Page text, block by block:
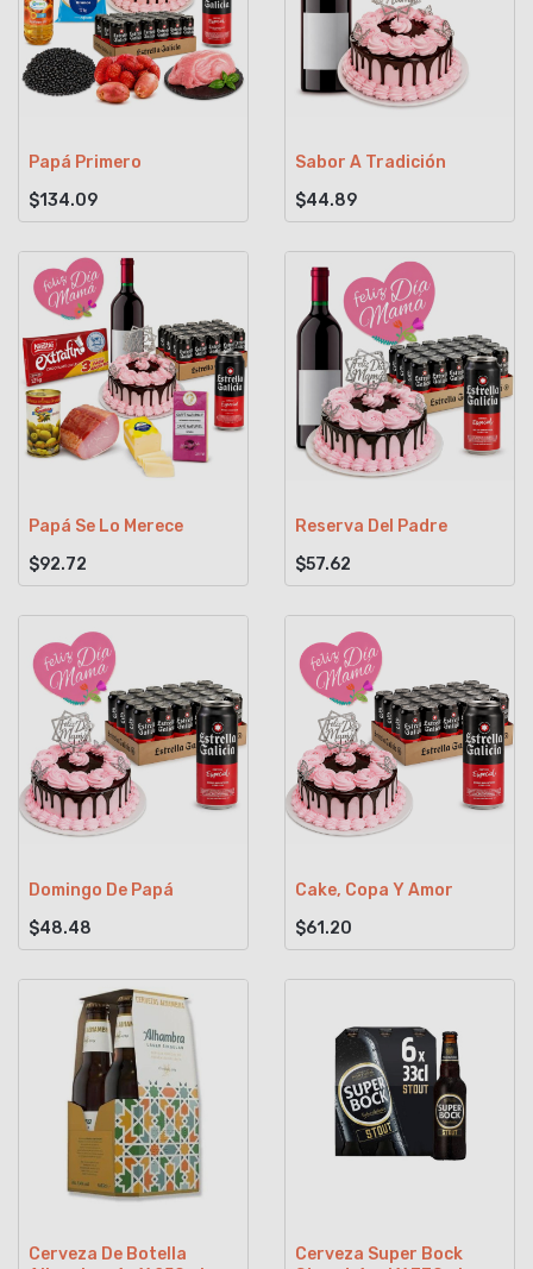
Papá Primero
$134.09
Sabor A Tradición
$44.89
Papá Se Lo Merece
$92.72
Reserva Del Padre
$57.62
Domingo De Papá
$48.48
Cake, Copa Y Amor
$61.20
Cerveza De Botella
Cerveza Super Bock